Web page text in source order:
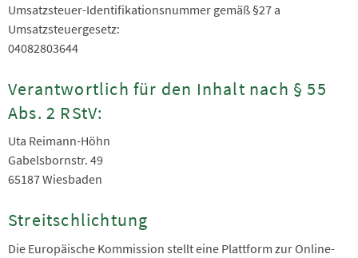
Umsatzsteuer-Identifikationsnummer gemäß §27 a
Umsatzsteuergesetz:
04082803644
Verantwortlich für den Inhalt nach § 55
Abs. 2 RStV:
Uta Reimann-Höhn
Gabelsbornstr. 49
65187 Wiesbaden
Streitschlichtung
Die Europäische Kommission stellt eine Plattform zur Online-